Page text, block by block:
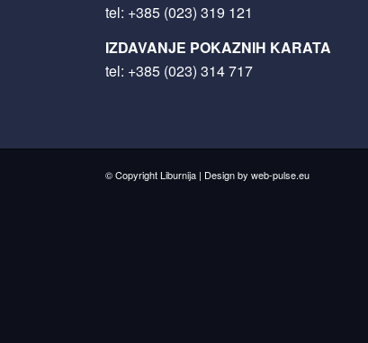
tel: +385 (023) 319 121
IZDAVANJE POKAZNIH KARATA
tel: +385 (023) 314 717
© Copyright Liburnija | Design byweb-pulse.eu